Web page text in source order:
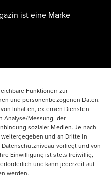
Funktionen zur
und personenbezogenen Daten.
Inhalten, externen Diensten
Analyse/Messung, der
sozialer Medien. Je nach
und an Dritte in
vorliegt und von
Einwilligung ist stets freiwillig,
und kann jederzeit auf
werden.
ist eine Marke